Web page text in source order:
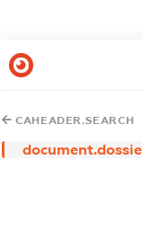
CAHEADER.SEARCH